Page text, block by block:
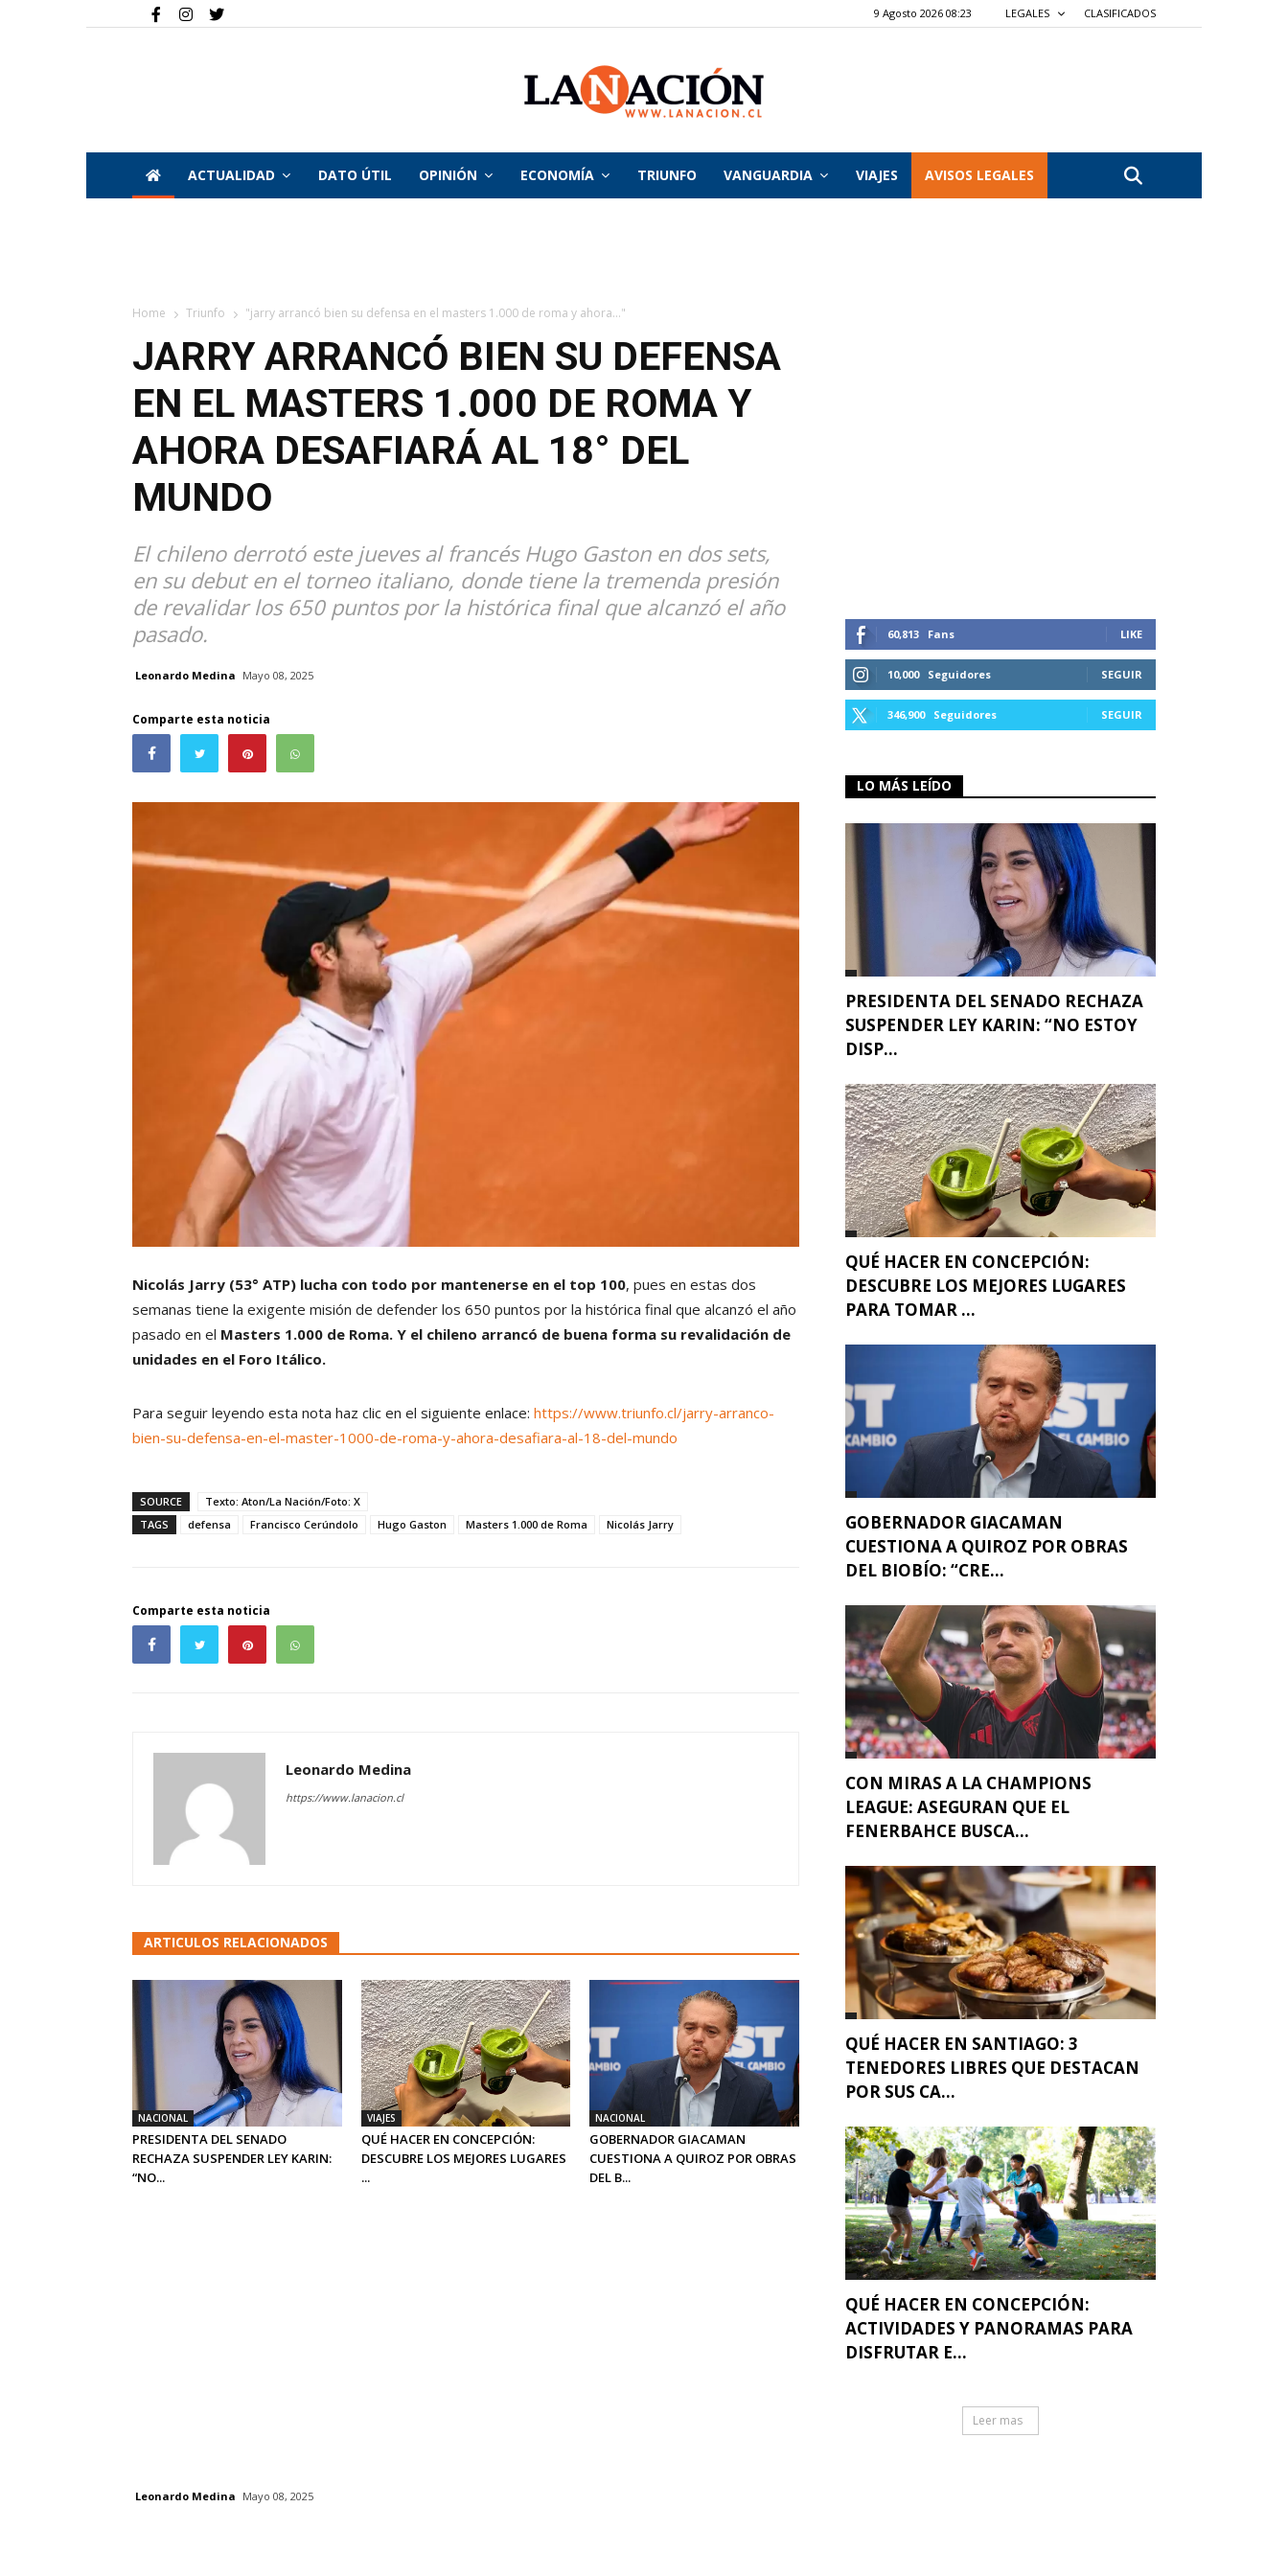
9 Agosto 2026 08:23 LEGALES CLASIFICADOS
La
ACTUALIDAD DATO ÚTIL OPINIÓN ECONOMÍA TRIUNFO VANGUARDIA VIAJES AVISOS LEGALES
Home Triunfo "jarry arrancó bien su defensa en el masters 1.000 de roma y ahora..."
JARRY ARRANCÓ BIEN SU DEFENSA
EN EL MASTERS 1.000 DE ROMA Y
AHORA DESAFIARÁ AL 18° DEL
MUNDO
El chileno derrotó este jueves al francés Hugo Gaston en dos sets,
en su debut en el torneo italiano, donde tiene la tremenda presión
de revalidar los 650 puntos por la histórica final que alcanzó el año
pasado.
Leonardo Medina Mayo 08, 2025
Comparte esta noticia
Nicolás Jarry (53° ATP) lucha con todo por mantenerse en el top 100, pues en estas dos
semanas tiene la exigente misión de defender los 650 puntos por la histórica final que alcanzó el año
pasado en el Masters 1.000 de Roma. Y el chileno arrancó de buena forma su revalidación de
unidades en el Foro Itálico.
Para seguir leyendo esta nota haz clic en el siguiente enlace: https://www.triunfo.cl/jarry-arranco-
bien-su-defensa-en-el-master-1000-de-roma-y-ahora-desafiara-al-18-del-mundo
SOURCE
Texto: Aton/La Nación/Foto: X
TAGS
defensa Francisco Cerúndolo Hugo Gaston Masters 1.000 de Roma Nicolás Jarry
Comparte esta noticia
Leonardo Medina
https://www.lanacion.cl
ARTICULOS RELACIONADOS
NACIONAL
PRESIDENTA DEL SENADO
RECHAZA SUSPENDER LEY KARIN:
“NO...
VIAJES
QUÉ HACER EN CONCEPCIÓN:
DESCUBRE LOS MEJORES LUGARES
...
NACIONAL
GOBERNADOR GIACAMAN
CUESTIONA A QUIROZ POR OBRAS
DEL B...
60,813 Fans LIKE
10,000 Seguidores SEGUIR
346,900 Seguidores SEGUIR
LO MÁS LEÍDO
PRESIDENTA DEL SENADO RECHAZA
SUSPENDER LEY KARIN: “NO ESTOY
DISP...
QUÉ HACER EN CONCEPCIÓN:
DESCUBRE LOS MEJORES LUGARES
PARA TOMAR ...
GOBERNADOR GIACAMAN
CUESTIONA A QUIROZ POR OBRAS
DEL BIOBÍO: “CRE...
CON MIRAS A LA CHAMPIONS
LEAGUE: ASEGURAN QUE EL
FENERBAHCE BUSCA...
QUÉ HACER EN SANTIAGO: 3
TENEDORES LIBRES QUE DESTACAN
POR SUS CA...
QUÉ HACER EN CONCEPCIÓN:
ACTIVIDADES Y PANORAMAS PARA
DISFRUTAR E...
Leer mas
Leonardo Medina Mayo 08, 2025